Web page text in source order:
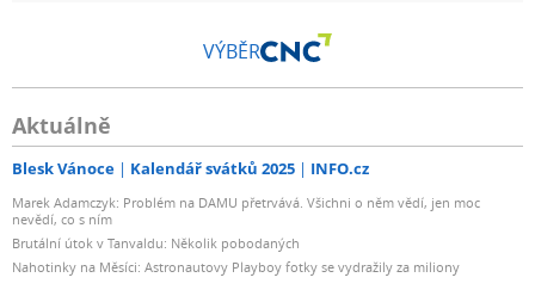
VÝBĚR
Aktuálně
Blesk Vánoce Kalendář svátků 2025 INFO.cz
Marek Adamczyk: Problém na DAMU přetrvává. Všichni o něm vědí, jen moc
nevědí, co s ním
Brutální útok v Tanvaldu: Několik pobodaných
Nahotinky na Měsíci: Astronautovy Playboy fotky se vydražily za miliony